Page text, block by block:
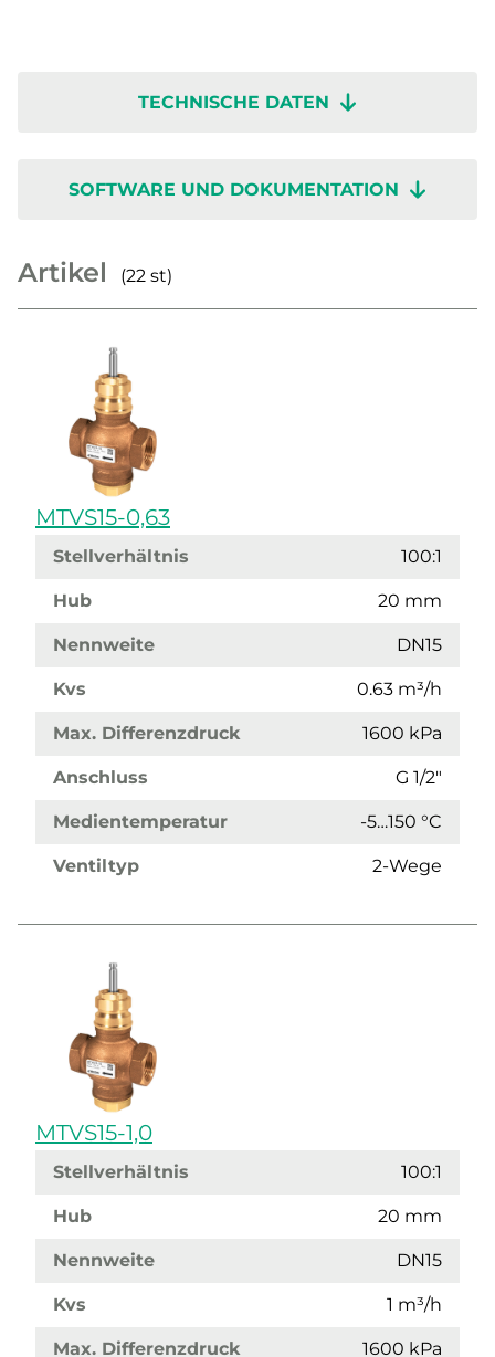
TECHNISCHE DATEN
SOFTWARE UND DOKUMENTATION
Artikel (22 st)
MTVS15-0,63
Stellverhältnis 100:1
Hub 20 mm
Nennweite DN15
Kvs 0.63 m³/h
Max. Differenzdruck 1600 kPa
Anschluss G 1/2"
Medientemperatur -5…150 °C
Ventiltyp 2-Wege
MTVS15-1,0
Stellverhältnis 100:1
Hub 20 mm
Nennweite DN15
Kvs 1 m³/h
Max. Differenzdruck 1600 kPa